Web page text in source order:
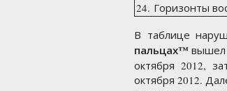
24. Горизонты
В таблице
пальцах™ вышел
октября 2012,
октября 2012.